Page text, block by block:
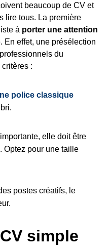
beaucoup de CV et
lire tous. La première
à porter une attention
. En effet, une présélection
du
:
police classique
elle doit être
Optez pour une taille
postes créatifs, le
simple